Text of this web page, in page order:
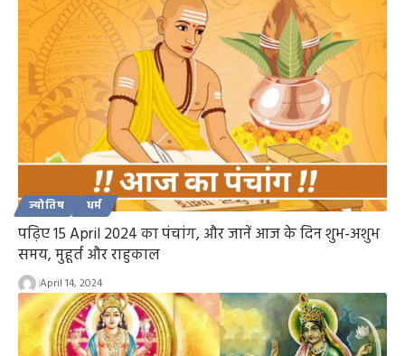
ज्योतिष धर्म
पढ़िए 15 April 2024 का पंचांग, और जानें आज के दिन शुभ-अशुभ
समय, मुहूर्त और राहुकाल
April 14, 2024